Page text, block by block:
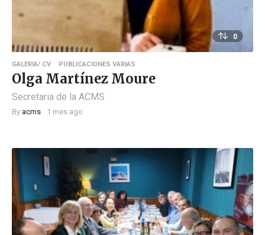
0
GALERIA/ CV PUBLICACIONES VARIAS
Olga Martínez Moure
Secretaria de la ACMS
By acms 1 mes ago